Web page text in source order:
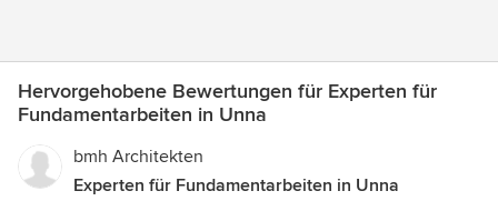
Hervorgehobene Bewertungen für Experten für
Fundamentarbeiten in Unna
bmh Architekten
Experten für Fundamentarbeiten in Unna